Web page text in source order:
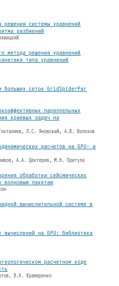
решения системы уравнений
разбиений
метода решения уравнений
типа уравнений
больших сеток GridSpiderPar
параллельных
краевых задач на
Л.С. Яновский, А.В. Волохов
расчетов на GPU- и
А.А. Дектерев, М.Н. Притула
обработки сейсмических
волновым пакетам
вычислительной системе в
вычислений на GPU: библиотека
расчетном коде
В.К. Крамаренко